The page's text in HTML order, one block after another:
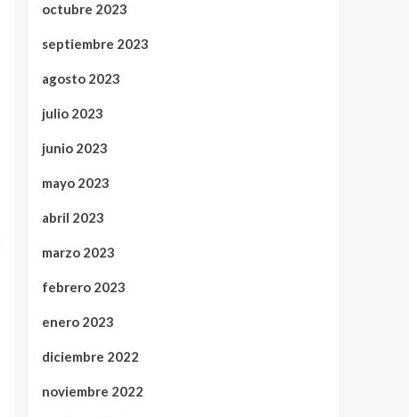
octubre 2023
septiembre 2023
agosto 2023
julio 2023
junio 2023
mayo 2023
abril 2023
marzo 2023
febrero 2023
enero 2023
diciembre 2022
noviembre 2022